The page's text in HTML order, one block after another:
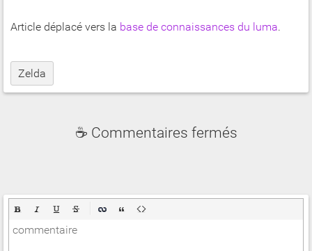
Article déplacé vers la base de connaissances du luma.
Zelda
☕ Commentaires fermés